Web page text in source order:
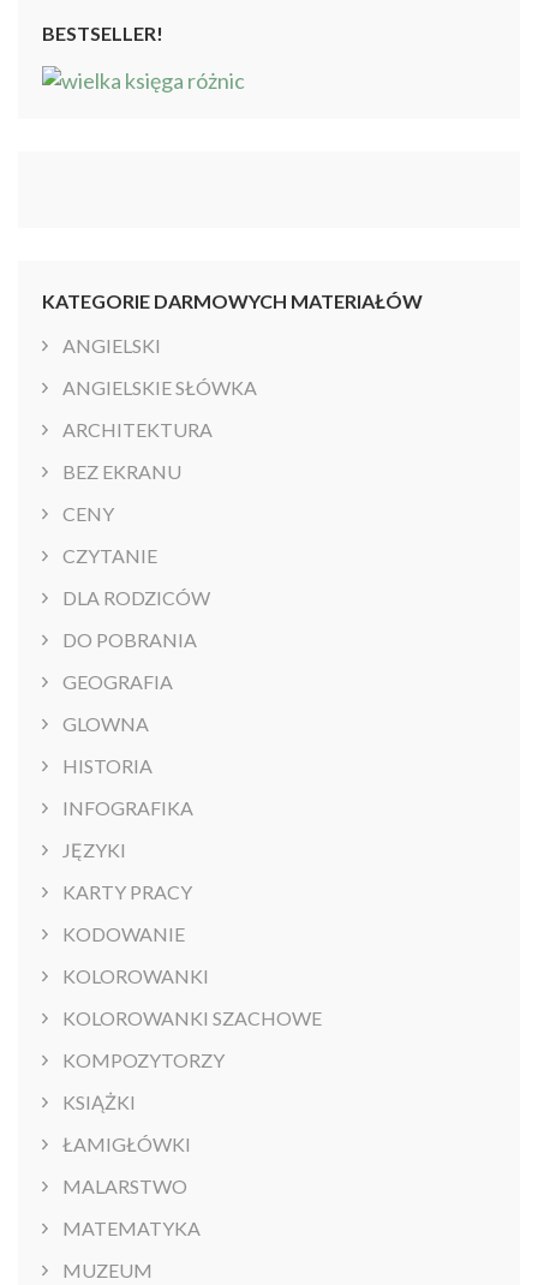
BESTSELLER!
KATEGORIE DARMOWYCH MATERIAŁÓW
ANGIELSKI
ANGIELSKIE SŁÓWKA
ARCHITEKTURA
BEZ EKRANU
CENY
CZYTANIE
DLA RODZICÓW
DO POBRANIA
GEOGRAFIA
GLOWNA
HISTORIA
INFOGRAFIKA
JĘZYKI
KARTY PRACY
KODOWANIE
KOLOROWANKI
KOLOROWANKI SZACHOWE
KOMPOZYTORZY
KSIĄŻKI
ŁAMIGŁÓWKI
MALARSTWO
MATEMATYKA
MUZEUM